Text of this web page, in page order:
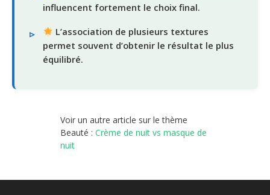
influencent fortement le choix final.
L’association de plusieurs textures
permet souvent d’obtenir le résultat le plus
équilibré.
Voir un autre article sur le thème
Beauté : Crème de nuit vs masque de
nuit